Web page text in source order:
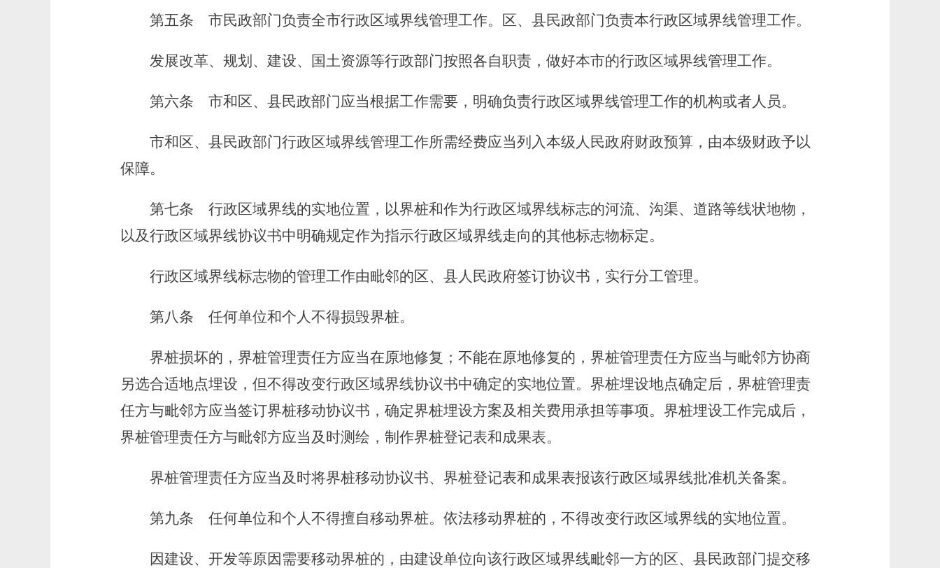
第五条 市民政部门负责全市行政区域界线管理工作。区、县民政部门负责本行政区域界线管理工作。
发展改革、规划、建设、国土资源等行政部门按照各自职责，做好本市的行政区域界线管理工作。
第六条 市和区、县民政部门应当根据工作需要，明确负责行政区域界线管理工作的机构或者人员。
市和区、县民政部门行政区域界线管理工作所需经费应当列入本级人民政府财政预算，由本级财政予以
保障。
第七条 行政区域界线的实地位置，以界桩和作为行政区域界线标志的河流、沟渠、道路等线状地物，
以及行政区域界线协议书中明确规定作为指示行政区域界线走向的其他标志物标定。
行政区域界线标志物的管理工作由毗邻的区、县人民政府签订协议书，实行分工管理。
第八条 任何单位和个人不得损毁界桩。
界桩损坏的，界桩管理责任方应当在原地修复；不能在原地修复的，界桩管理责任方应当与毗邻方协商
另选合适地点埋设，但不得改变行政区域界线协议书中确定的实地位置。界桩埋设地点确定后，界桩管理责
任方与毗邻方应当签订界桩移动协议书，确定界桩埋设方案及相关费用承担等事项。界桩埋设工作完成后，
界桩管理责任方与毗邻方应当及时测绘，制作界桩登记表和成果表。
界桩管理责任方应当及时将界桩移动协议书、界桩登记表和成果表报该行政区域界线批准机关备案。
第九条 任何单位和个人不得擅自移动界桩。依法移动界桩的，不得改变行政区域界线的实地位置。
因建设、开发等原因需要移动界桩的，由建设单位向该行政区域界线毗邻一方的区、县民政部门提交移